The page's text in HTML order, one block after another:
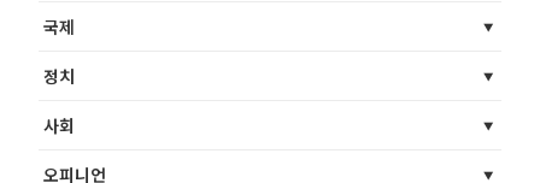
국제
정치
사회
오피니언